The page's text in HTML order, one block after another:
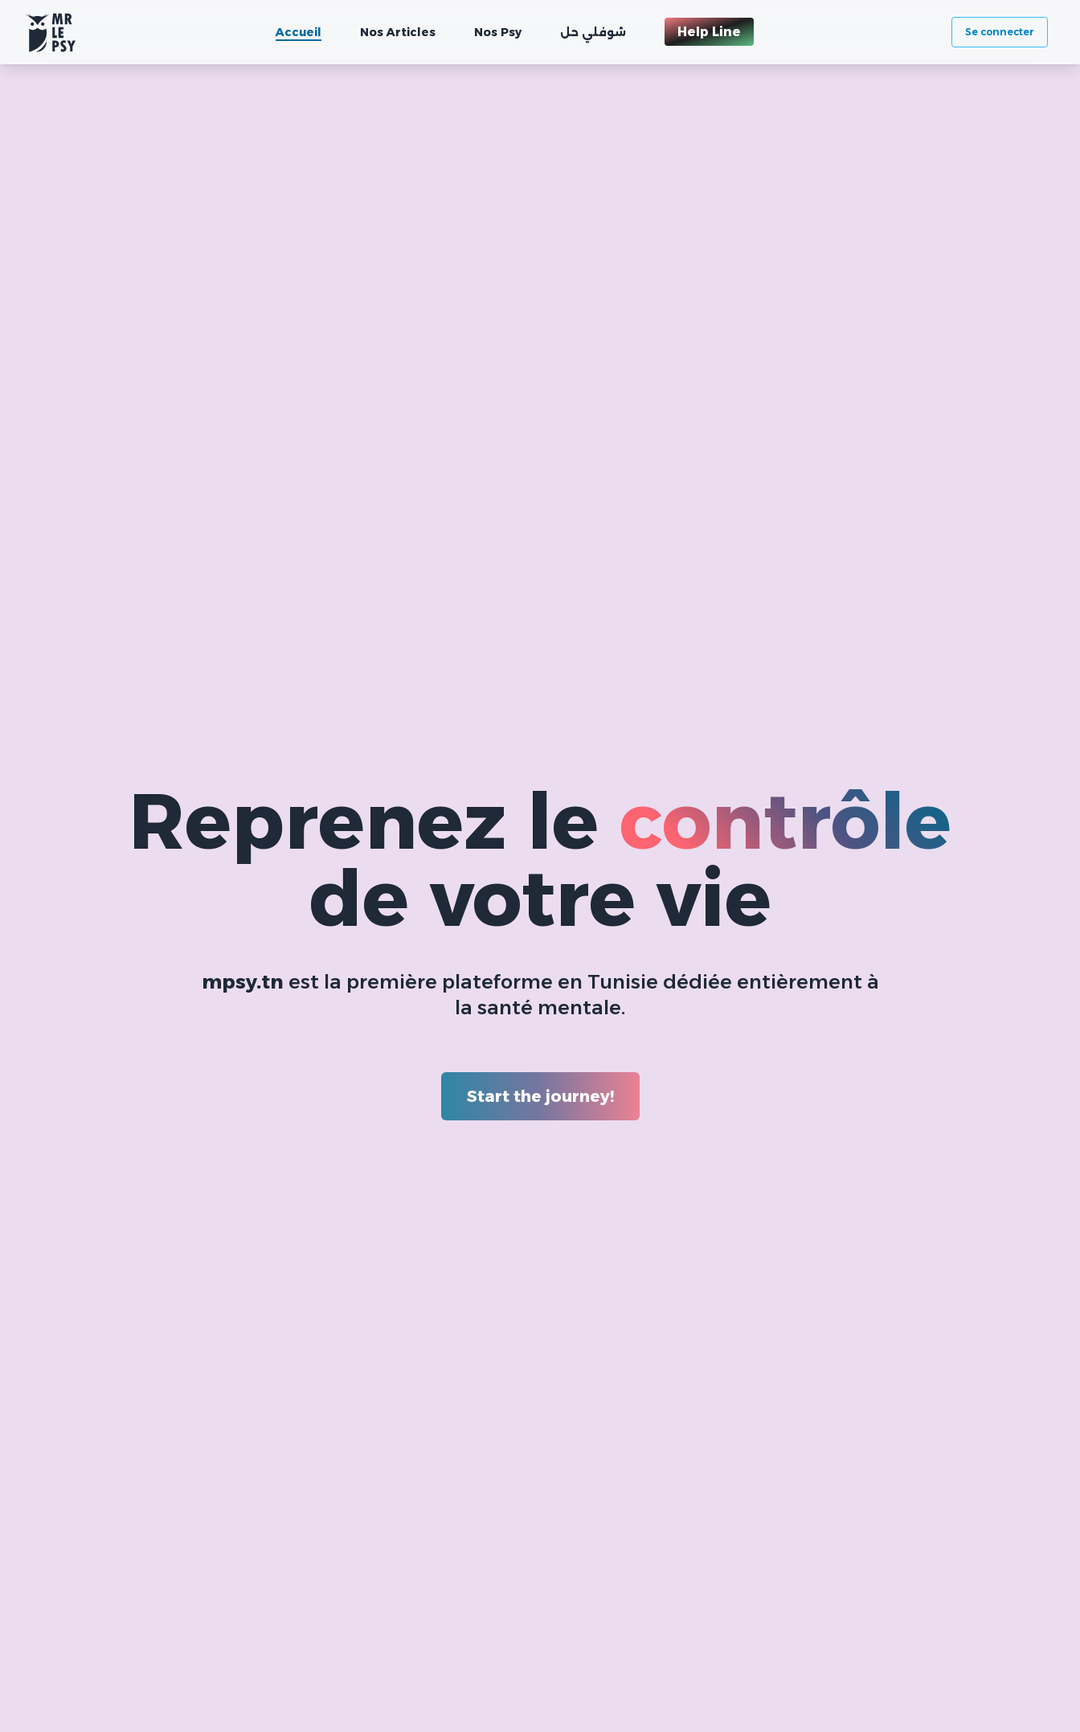
Accueil Nos Articles Nos Psy شوفلي حل Help Line Se connecter
Reprenez le contrôle
de votre vie
mpsy.tn est la première plateforme en Tunisie dédiée entièrement à
la santé mentale.
Start the journey!